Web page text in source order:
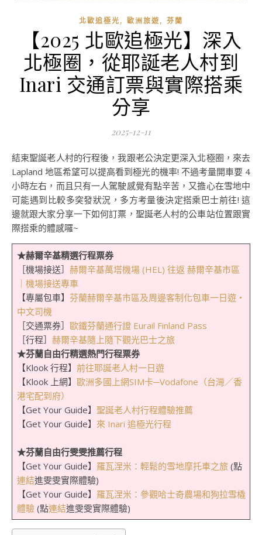
北歐追極光, 歐洲旅遊, 芬蘭
【2025 北歐追極光】深入
北極圈，從耶誕老人村到
Inari 交通訂票與實際搭乘
分享
2025-12-11
結束聖誕老人村的行程後，我跟老公決定更深入北極圈，來去
Lapland 地區希望可以提高看到極光的機率! 不過考量開車要 4
小時左右，而且只有一人駕駛感覺有點辛苦，又擔心在雪地中
可能遇到比較多突發狀況，多方考量後決定搭乘巴士前往! 這
邊就跟大家分享一下如何訂票，聖誕老人村的公車站位置跟實
際搭乘的體感囉~
★赫爾辛基精選行程票券
［機場接送］ 赫爾辛基萬塔機場 (HEL) 往返 赫爾辛基市區
｜機場接送專車
【專屬包車】 芬蘭赫爾辛基市區及周邊客制化包車一日遊・
中文司機
［交通票券］ 歐鐵芬蘭通行證 Eurail Finland Pass
［行程］ 赫爾辛基隨上隨下觀光巴士之旅
★芬蘭自由行精選熱門行程票券
【Klook 行程】 前往耶誕老人村一日遊
【Klook 上網】 歐洲多國上網SIM卡─Vodafone（台灣／香
港宅配到府）
【Get Your Guide】 聖誕老人村行程體驗推薦
【Get Your Guide】 來 Inari 追極光行程
★芬蘭自由行雯雯推薦行程
【Get Your Guide】 羅瓦涅米：輕鬆的雪地摩托車之旅(點
連結進雯雯實際體驗)
【Get Your Guide】 羅瓦涅米：參觀哈士奇農場和狗拉雪橇
體驗(點連結進雯雯實際體驗)